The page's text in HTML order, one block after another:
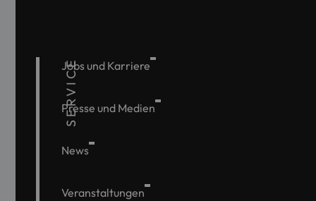
SERVICE
Jobs und Karriere
Presse und Medien
News
Veranstaltungen